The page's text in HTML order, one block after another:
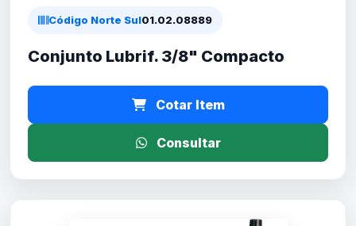
Código Norte Sul01.02.08889
Conjunto Lubrif. 3/8" Compacto
Cotar Item
Consultar